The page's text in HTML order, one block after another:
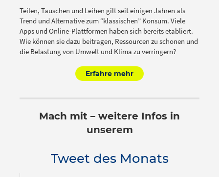
Teilen, Tauschen und Leihen gilt seit einigen Jahren als
Trend und Alternative zum “klassischen” Konsum. Viele
Apps und Online-Plattformen haben sich bereits etabliert.
Wie können sie dazu beitragen, Ressourcen zu schonen und
die Belastung von Umwelt und Klima zu verringern?
Erfahre mehr
Mach mit – weitere Infos in
unserem
Tweet des Monats